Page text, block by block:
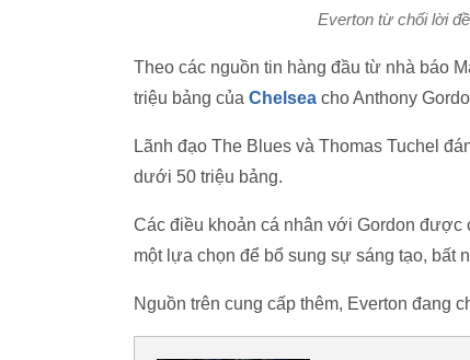
Everton từ chối lời
Theo các nguồn tin hàng đầu từ nhà báo
triệu bảng của Chelsea cho Anthony
Lãnh đạo The Blues và Thomas Tuchel
dưới 50 triệu bảng.
Các điều khoản cá nhân với Gordon được
một lựa chọn để bổ sung sự sáng tạo, bất
Nguồn trên cung cấp thêm, Everton đang